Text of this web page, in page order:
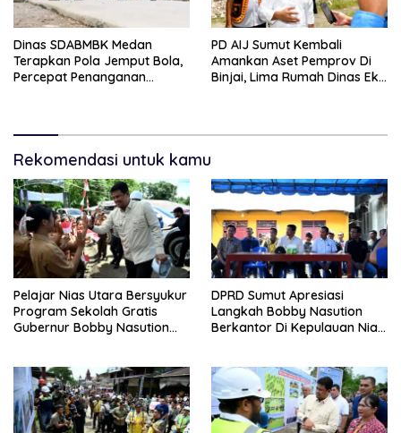
Dinas SDABMBK Medan
Terapkan Pola Jemput Bola,
Percepat Penanganan
PD AIJ Sumut Kembali
Amankan Aset Pemprov Di
Binjai, Lima Rumah Dinas Eks
Rekomendasi untuk kamu
Pelajar Nias Utara Bersyukur
Program Sekolah Gratis
Gubernur Bobby Nasution
DPRD Sumut Apresiasi
Langkah Bobby Nasution
Berkantor Di Kepulauan Nias,